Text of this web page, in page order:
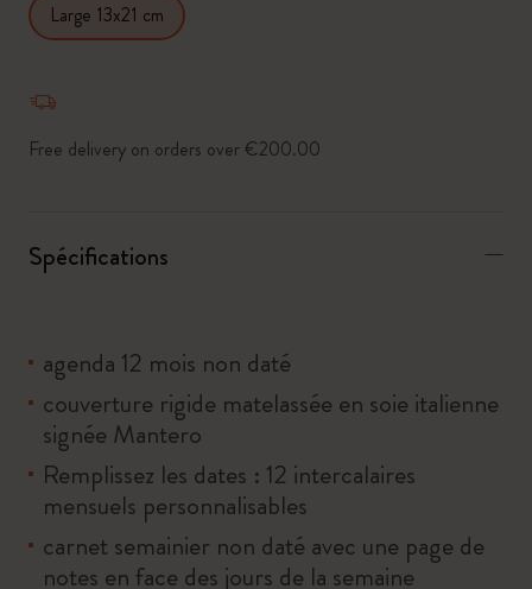
Large 13x21 cm
Free delivery on orders over €200.00
Spécifications
agenda 12 mois non daté
couverture rigide matelassée en soie italienne
signée Mantero
Remplissez les dates : 12 intercalaires
mensuels personnalisables
carnet semainier non daté avec une page de
notes en face des jours de la semaine